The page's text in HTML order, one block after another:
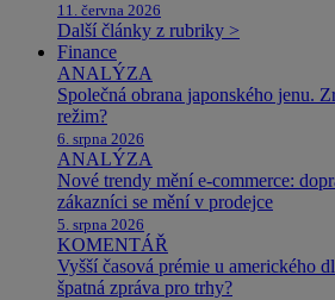
11. června 2026
Další články z rubriky >
Finance
ANALÝZA
Společná obrana japonského jenu.
režim?
6. srpna 2026
ANALÝZA
Nové trendy mění e-commerce:
zákazníci se mění v prodejce
5. srpna 2026
KOMENTÁŘ
Vyšší časová prémie u amerického
špatná zpráva pro trhy?